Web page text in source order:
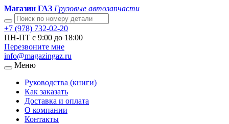
Магазин ГАЗ Грузовые автозапчасти
+7 (978) 732-02-20
ПН-ПТ с 9:00 до 18:00
Перезвоните мне
info@magazingaz.ru
Меню
Руководства (книги)
Как заказать
Доставка и оплата
О компании
Контакты